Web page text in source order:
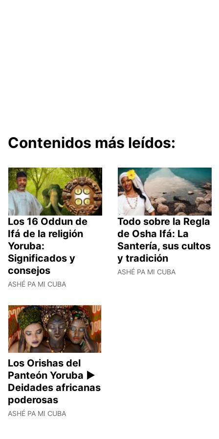
Contenidos más leídos:
Los 16 Oddun de
Ifá de la religión
Yoruba:
Significados y
consejos
ASHÉ PA MI CUBA
Todo sobre la Regla
de Osha Ifá: La
Santería, sus cultos
y tradición
ASHÉ PA MI CUBA
Los Orishas del
Panteón Yoruba ►
Deidades africanas
poderosas
ASHÉ PA MI CUBA